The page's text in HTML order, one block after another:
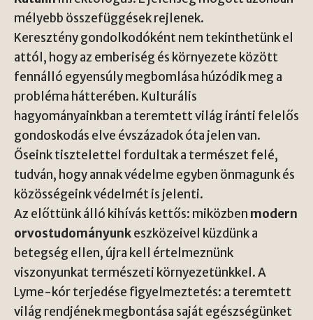
mélyebb összefüggések rejlenek.
Keresztény gondolkodóként nem tekinthetünk el
attól, hogy az emberiség és környezete között
fennálló egyensúly megbomlása húzódik meg a
probléma hátterében. Kulturális
hagyományainkban a teremtett világ iránti felelős
gondoskodás elve évszázadok óta jelen van.
Őseink tisztelettel fordultak a természet felé,
tudván, hogy annak védelme egyben önmagunk és
közösségeink védelmét is jelenti.
Az előttünk álló kihívás kettős: miközben modern
orvostudományunkeszközeivel küzdünk a
betegség ellen, újra kell értelmeznünk
viszonyunkat természeti környezetünkkel. A
Lyme-kór terjedése figyelmeztetés: a teremtett
világ rendjének megbontása saját egészségünket